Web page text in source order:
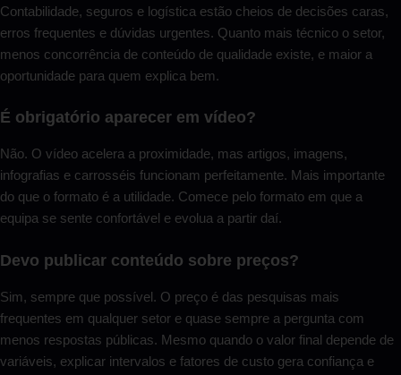
Contabilidade, seguros e logística estão cheios de decisões caras,
erros frequentes e dúvidas urgentes. Quanto mais técnico o setor,
menos concorrência de conteúdo de qualidade existe, e maior a
oportunidade para quem explica bem.
É obrigatório aparecer em vídeo?
Não. O vídeo acelera a proximidade, mas artigos, imagens,
infografias e carrosséis funcionam perfeitamente. Mais importante
do que o formato é a utilidade. Comece pelo formato em que a
equipa se sente confortável e evolua a partir daí.
Devo publicar conteúdo sobre preços?
Sim, sempre que possível. O preço é das pesquisas mais
frequentes em qualquer setor e quase sempre a pergunta com
menos respostas públicas. Mesmo quando o valor final depende de
variáveis, explicar intervalos e fatores de custo gera confiança e